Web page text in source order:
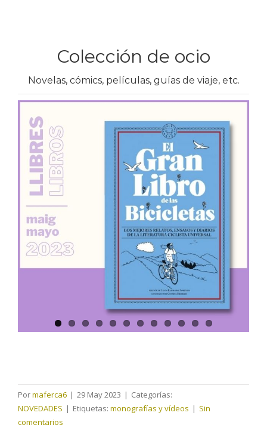
Colección de ocio
Novelas, cómics, películas, guías de viaje, etc.
Pormaferca6 | 29 May 2023 | Categorías:
NOVEDADES | Etiquetas: monografías y vídeos | Sin
comentarios